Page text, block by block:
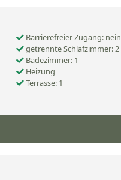
Barrierefreier Zugang: nein
getrennte Schlafzimmer: 2
Badezimmer: 1
Heizung
Terrasse: 1